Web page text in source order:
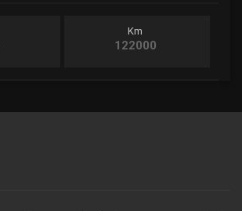
Km
122000